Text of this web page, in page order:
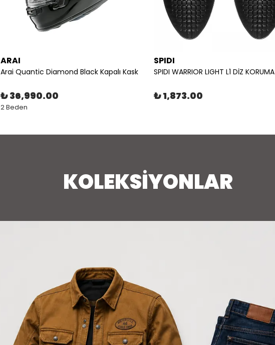
ARAI
Arai Quantic Diamond Black Kapalı Kask
₺ 36,990.00
2 Beden
SPIDI
SPIDI WARRIOR LIGHT L1 DİZ KORUMA
₺ 1,873.00
KOLEKSİYONLAR